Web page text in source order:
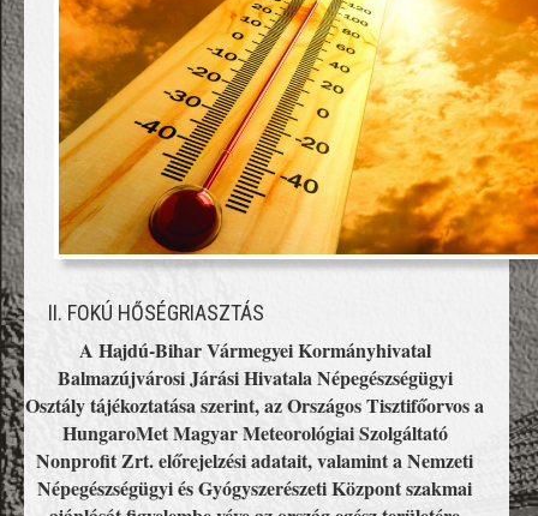
II. FOKÚ HŐSÉGRIASZTÁS
A Hajdú-Bihar Vármegyei Kormányhivatal
Balmazújvárosi Járási Hivatala Népegészségügyi
Osztály tájékoztatása szerint, az Országos Tisztifőorvos a
HungaroMet Magyar Meteorológiai Szolgáltató
Nonprofit Zrt. előrejelzési adatait, valamint a Nemzeti
Népegészségügyi és Gyógyszerészeti Központ szakmai